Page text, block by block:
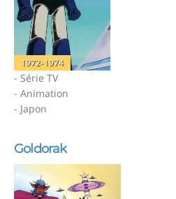
1972-1974
- Série TV
- Animation
- Japon
Goldorak